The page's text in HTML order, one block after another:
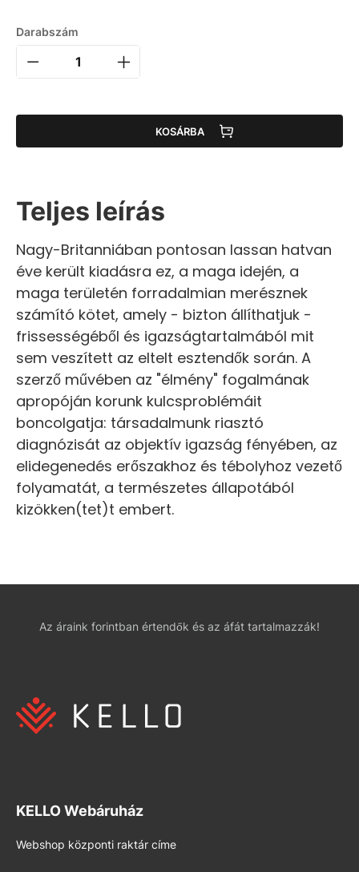
Darabszám
KOSÁRBA
Teljes leírás
Nagy-Britanniában pontosan lassan hatvan
éve került kiadásra ez, a maga idején, a
maga területén forradalmian merésznek
számító kötet, amely - bizton állíthatjuk -
frissességéből és igazságtartalmából mit
sem veszített az eltelt esztendők során. A
szerző művében az "élmény" fogalmának
apropóján korunk kulcsproblémáit
boncolgatja: társadalmunk riasztó
diagnózisát az objektív igazság fényében, az
elidegenedés erőszakhoz és tébolyhoz vezető
folyamatát, a természetes állapotából
kizökken(tet)t embert.
Az áraink forintban értendők és az áfát tartalmazzák!
KELLO Webáruház
Webshop központi raktár címe